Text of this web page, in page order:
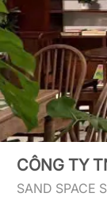
CÔNG TY
SAND SPACE